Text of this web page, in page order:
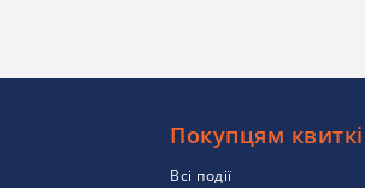
Покупцям
Всі події